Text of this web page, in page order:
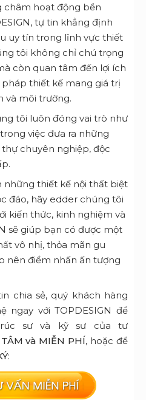
châm hoạt động bền
tự tin khẳng định
uy tín trong lĩnh vực thiết
tôi không chỉ chú trọng
còn quan tâm đến lợi ích
pháp thiết kế mang giá trị
và môi trường.
tôi luôn đóng vai trò như
việc đưa ra những
chuyên nghiệp, độc
thiết kế nội thất biệt
đáo, hãy edder chúng tôi
kiến thức, kinh nghiệm và
sẽ giúp bạn có được một
vô nhị, thỏa mãn gu
nên điểm nhấn ấn tượng
chia sẻ, quý khách hàng
ngay với TOPDESIGN để
sư và kỹ sư của tư
và MIỄN PHÍ, hoặc để
: